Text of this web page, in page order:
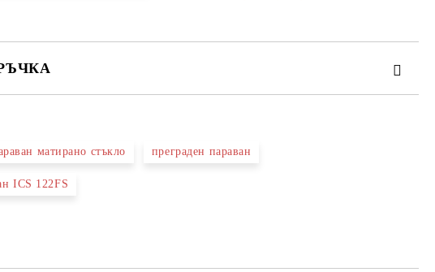
сПолитиката за лични данни
матирано стъкло преграден параван
ICS 122FS